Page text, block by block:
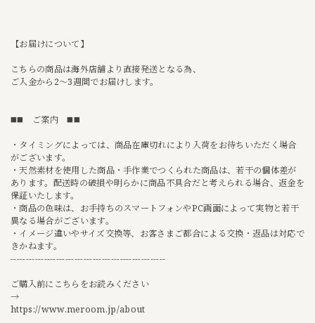
【お届けについて】
こちらの商品は海外店舗より直接発送となる為、
ご入金から2〜3週間でお届けします。
◼️◼️ ご案内 ◼️◼️
・タイミングによっては、商品在庫切れにより入荷をお待ちいただく場合
がございます。
・天然素材を使用した商品・手作業でつくられた商品は、若干の個体差が
あります。配送時の破損や明らかに商品不具合だと考えられる場合、返金を
保証いたします。
・商品の色味は、お手持ちのスマートフォンやPC画面によって実物と若干
異なる場合がございます。
・イメージ違いやサイズ交換等、お客さまご都合による交換・返品は対応で
きかねます。
---------------------------------------------------
ご購入前にこちらをお読みください
→
https://www.meroom.jp/about